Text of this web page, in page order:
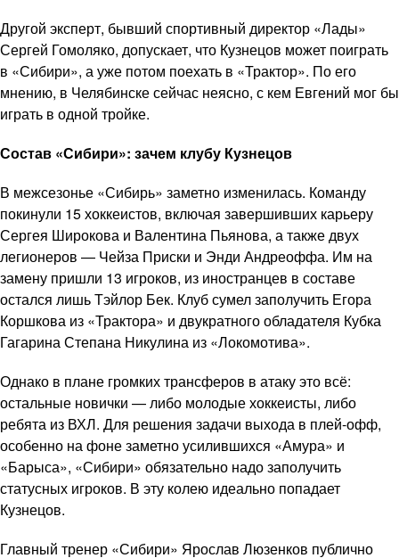
Другой эксперт, бывший спортивный директор «Лады»
Сергей Гомоляко, допускает, что Кузнецов может поиграть
в «Сибири», а уже потом поехать в «Трактор». По его
мнению, в Челябинске сейчас неясно, с кем Евгений мог бы
играть в одной тройке.
Состав «Сибири»: зачем клубу Кузнецов
В межсезонье «Сибирь» заметно изменилась. Команду
покинули 15 хоккеистов, включая завершивших карьеру
Сергея Широкова и Валентина Пьянова, а также двух
легионеров — Чейза Приски и Энди Андреоффа. Им на
замену пришли 13 игроков, из иностранцев в составе
остался лишь Тэйлор Бек. Клуб сумел заполучить Егора
Коршкова из «Трактора» и двукратного обладателя Кубка
Гагарина Степана Никулина из «Локомотива».
Однако в плане громких трансферов в атаку это всё:
остальные новички — либо молодые хоккеисты, либо
ребята из ВХЛ. Для решения задачи выхода в плей-офф,
особенно на фоне заметно усилившихся «Амура» и
«Барыса», «Сибири» обязательно надо заполучить
статусных игроков. В эту колею идеально попадает
Кузнецов.
Главный тренер «Сибири» Ярослав Люзенков публично